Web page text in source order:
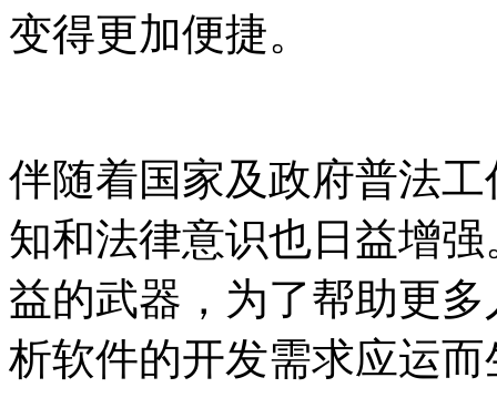
变得更加便捷。
伴随着国家及政府普法
知和法律意识也日益增
益的武器，为了帮助更
析软件的开发需求应运而